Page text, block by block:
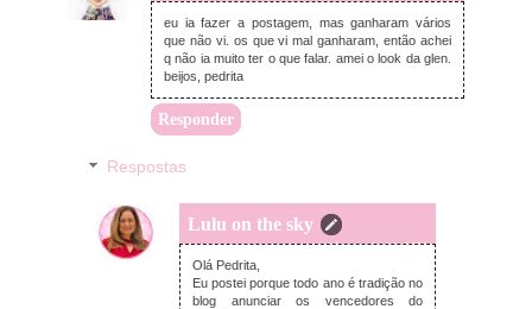
eu ia fazer a postagem, mas ganharam vários
que não vi. os que vi mal ganharam, então achei
q não ia muito ter o que falar. amei o look da glen.
beijos, pedrita
Responder
Respostas
Lulu on the sky
terça-feira, maio 04, 2021
Olá Pedrita,
Eu postei porque todo ano é tradição no
blog anunciar os vencedores do